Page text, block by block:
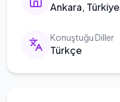
Ankara, Türkiye
Konuştuğu Diller
Türkçe